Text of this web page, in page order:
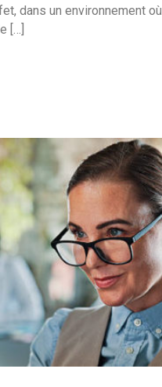
dans un environnement où
[…]